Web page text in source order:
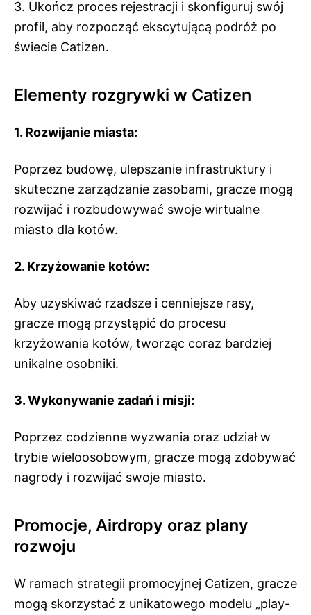
3. Ukończ proces rejestracji i skonfiguruj swój
profil, aby rozpocząć ekscytującą podróż po
świecie Catizen.
Elementy rozgrywki w Catizen
1. Rozwijanie miasta:
Poprzez budowę, ulepszanie infrastruktury i
skuteczne zarządzanie zasobami, gracze mogą
rozwijać i rozbudowywać swoje wirtualne
miasto dla kotów.
2. Krzyżowanie kotów:
Aby uzyskiwać rzadsze i cenniejsze rasy,
gracze mogą przystąpić do procesu
krzyżowania kotów, tworząc coraz bardziej
unikalne osobniki.
3. Wykonywanie zadań i misji:
Poprzez codzienne wyzwania oraz udział w
trybie wieloosobowym, gracze mogą zdobywać
nagrody i rozwijać swoje miasto.
Promocje, Airdropy oraz plany
rozwoju
W ramach strategii promocyjnej Catizen, gracze
mogą skorzystać z unikatowego modelu „play-